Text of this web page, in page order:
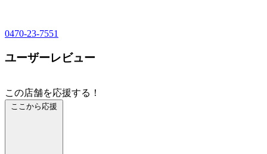
0470-23-7551
ユーザーレビュー
この店舗を応援する！
ここから応援